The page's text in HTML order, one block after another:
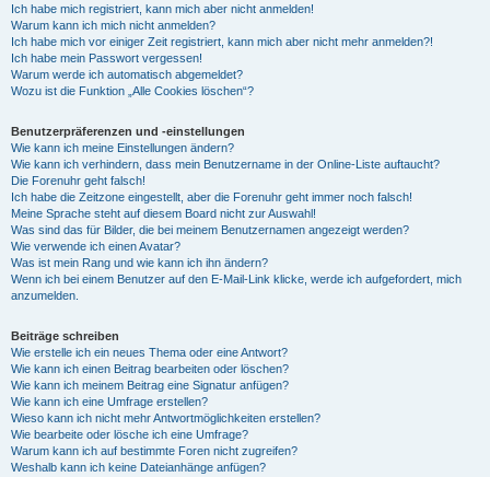
Ich habe mich registriert, kann mich aber nicht anmelden!
Warum kann ich mich nicht anmelden?
Ich habe mich vor einiger Zeit registriert, kann mich aber nicht mehr anmelden?!
Ich habe mein Passwort vergessen!
Warum werde ich automatisch abgemeldet?
Wozu ist die Funktion „Alle Cookies löschen“?
Benutzerpräferenzen und -einstellungen
Wie kann ich meine Einstellungen ändern?
Wie kann ich verhindern, dass mein Benutzername in der Online-Liste auftaucht?
Die Forenuhr geht falsch!
Ich habe die Zeitzone eingestellt, aber die Forenuhr geht immer noch falsch!
Meine Sprache steht auf diesem Board nicht zur Auswahl!
Was sind das für Bilder, die bei meinem Benutzernamen angezeigt werden?
Wie verwende ich einen Avatar?
Was ist mein Rang und wie kann ich ihn ändern?
Wenn ich bei einem Benutzer auf den E-Mail-Link klicke, werde ich aufgefordert, mich
anzumelden.
Beiträge schreiben
Wie erstelle ich ein neues Thema oder eine Antwort?
Wie kann ich einen Beitrag bearbeiten oder löschen?
Wie kann ich meinem Beitrag eine Signatur anfügen?
Wie kann ich eine Umfrage erstellen?
Wieso kann ich nicht mehr Antwortmöglichkeiten erstellen?
Wie bearbeite oder lösche ich eine Umfrage?
Warum kann ich auf bestimmte Foren nicht zugreifen?
Weshalb kann ich keine Dateianhänge anfügen?